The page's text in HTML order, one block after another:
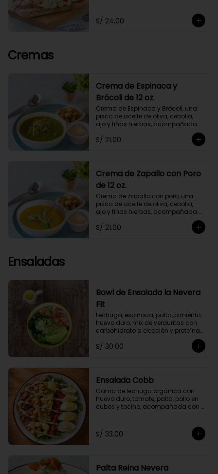
toque de orégano. Con mayonesa
de cashews.
S/ 24.00
Cremas
Crema de Espinaca y
Brócoli de 12 oz.
Crema de Espinaca y Brócoli, una
pisca de aceite de oliva, cebolla,
ajo y finas hierbas, acompañada
madre. No contiene papa ni
S/ 21.00
Crema de Zapallo con Poro
de 12 oz.
Crema de Zapallo con poro, una
pisca de aceite de oliva, cebolla,
ajo y finas hierbas, acompañada
madre. No contiene papa ni
S/ 21.00
Ensaladas
Bowl de Ensalada la Nevera
Fit
Lechuga, espinaca, palta, pimiento,
huevo duro, mix de verduritas con
carbohidrato a elección y proteína
selecionada. Con aliño La Nevera Fit
S/ 30.00
Ensalada Cobb
Cama de lechuga orgánica con
huevo duro, tomate, palta, pollo en
cubos y tocino, acompañada con
S/ 33.00
Palta Reina Nevera